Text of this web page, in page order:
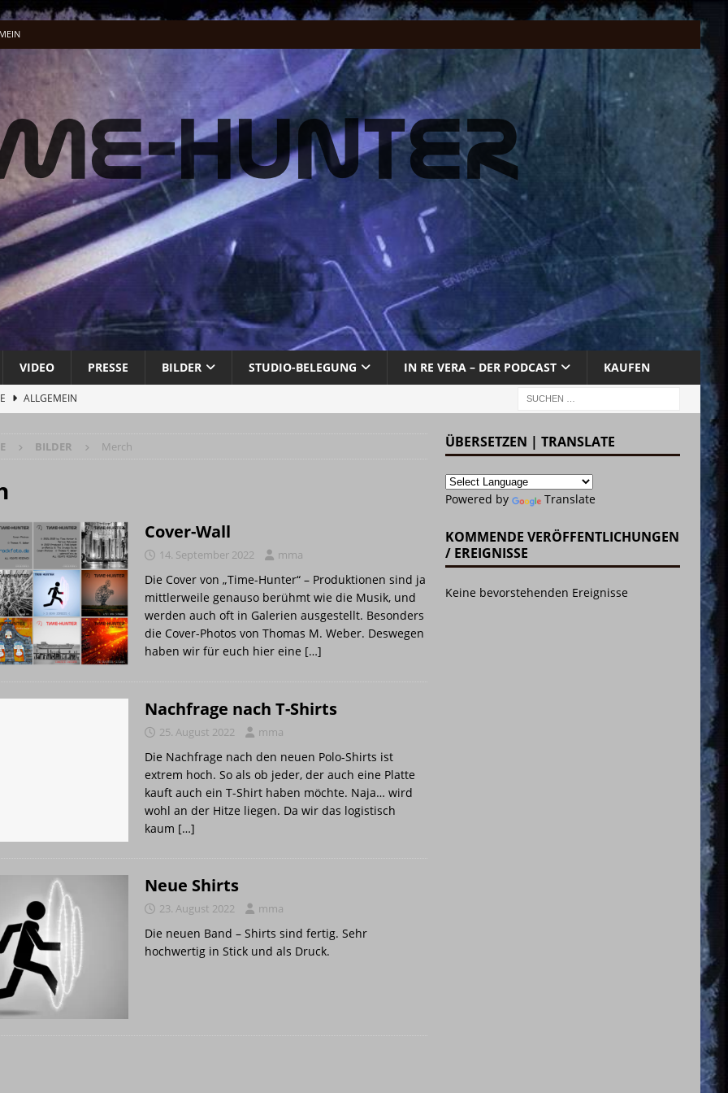
Dschungel ALLGEMEIN
…
Vocals BAND
ALLG. INFO
ALLG. INFO
ALLG. INFO
und Musenklänge: Eine Odyssee der Übertreibungen“ ALLGEMEIN
Musik wird PRESSE
Musik wird PRESSE
STUDIOVIDEO PRESSE BILDER STUDIO-BELEGUNG IN RE VERA – DER PODCAST KAUFEN
ALLGEMEIN
…
ALLGEMEIN
Backing Vocals
wurde eröffnet
ALLG. INFO
ALLG. INFO
gestartet
ALLG. INFO
BAND
„Göttergrüße und Musenklänge: Eine Odyssee der Übertreibungen“
aus reiner Energie Musik wird
PRESSE
aus reiner Energie Musik wird
PRESSE
BILDER Merch
Cover-Wall
14. September 2022 mma
Die Cover von „Time-Hunter“ – Produktionen sind ja
mittlerweile genauso berühmt wie die Musik, und
werden auch oft in Galerien ausgestellt. Besonders
die Cover-Photos von Thomas M. Weber. Deswegen
haben wir für euch hier eine […]
Nachfrage nach T-Shirts
25. August 2022 mma
Die Nachfrage nach den neuen Polo-Shirts ist
extrem hoch. So als ob jeder, der auch eine Platte
kauft auch ein T-Shirt haben möchte. Naja… wird
wohl an der Hitze liegen. Da wir das logistisch
kaum […]
Neue Shirts
23. August 2022 mma
Die neuen Band – Shirts sind fertig. Sehr
hochwertig in Stick und als Druck.
ÜBERSETZEN | TRANSLATE
Powered by Translate
KOMMENDE VERÖFFENTLICHUNGEN
/ EREIGNISSE
Keine bevorstehenden Ereignisse